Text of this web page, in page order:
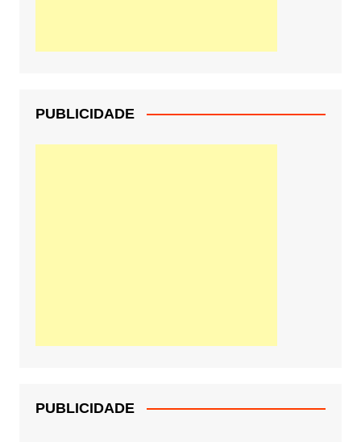
PUBLICIDADE
PUBLICIDADE